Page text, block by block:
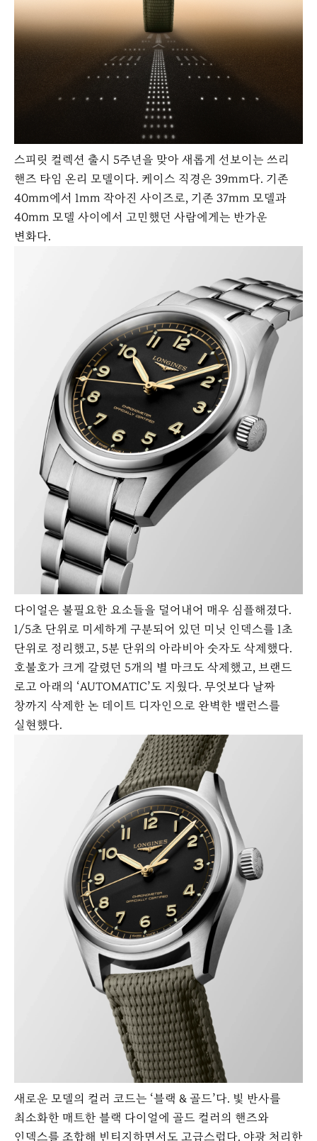
스피릿 컬렉션 출시 5주년을 맞아 새롭게 선보이는 쓰리
핸즈 타임 온리 모델이다. 케이스 직경은 39mm다. 기존
40mm에서 1mm 작아진 사이즈로, 기존 37mm 모델과
40mm 모델 사이에서 고민했던 사람에게는 반가운
변화다.
다이얼은 불필요한 요소들을 덜어내어 매우 심플해졌다.
1/5초 단위로 미세하게 구분되어 있던 미닛 인덱스를 1초
단위로 정리했고, 5분 단위의 아라비아 숫자도 삭제했다.
호불호가 크게 갈렸던 5개의 별 마크도 삭제했고, 브랜드
로고 아래의 ‘AUTOMATIC’도 지웠다. 무엇보다 날짜
창까지 삭제한 논 데이트 디자인으로 완벽한 밸런스를
실현했다.
새로운 모델의 컬러 코드는 ‘블랙 & 골드’다. 빛 반사를
최소화한 매트한 블랙 다이얼에 골드 컬러의 핸즈와
인덱스를 조합해 빈티지하면서도 고급스럽다. 야광 처리한